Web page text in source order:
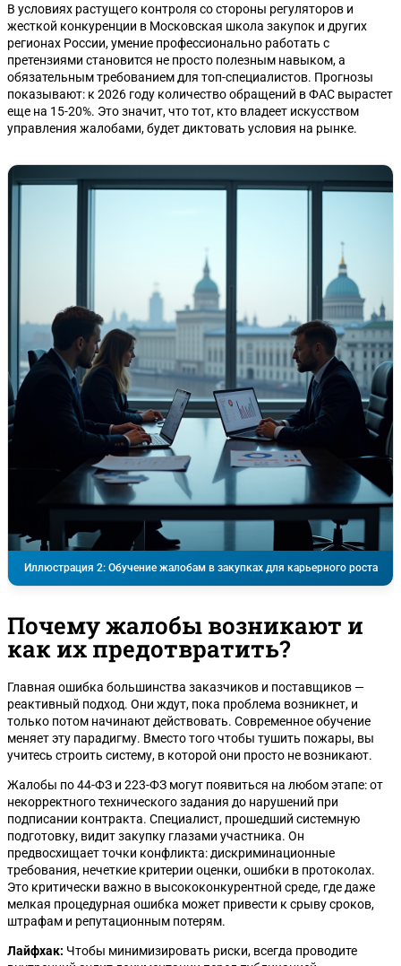
В условиях растущего контроля со стороны регуляторов и
жесткой конкуренции в Московская школа закупок и других
регионах России, умение профессионально работать с
претензиями становится не просто полезным навыком, а
обязательным требованием для топ-специалистов. Прогнозы
показывают: к 2026 году количество обращений в ФАС вырастет
еще на 15-20%. Это значит, что тот, кто владеет искусством
управления жалобами, будет диктовать условия на рынке.
Иллюстрация 2: Обучение жалобам в закупках для карьерного роста
Почему жалобы возникают и
как их предотвратить?
Главная ошибка большинства заказчиков и поставщиков —
реактивный подход. Они ждут, пока проблема возникнет, и
только потом начинают действовать. Современное обучение
меняет эту парадигму. Вместо того чтобы тушить пожары, вы
учитесь строить систему, в которой они просто не возникают.
Жалобы по 44-ФЗ и 223-ФЗ могут появиться на любом этапе: от
некорректного технического задания до нарушений при
подписании контракта. Специалист, прошедший системную
подготовку, видит закупку глазами участника. Он
предвосхищает точки конфликта: дискриминационные
требования, нечеткие критерии оценки, ошибки в протоколах.
Это критически важно в высококонкурентной среде, где даже
мелкая процедурная ошибка может привести к срыву сроков,
штрафам и репутационным потерям.
Лайфхак: Чтобы минимизировать риски, всегда проводите